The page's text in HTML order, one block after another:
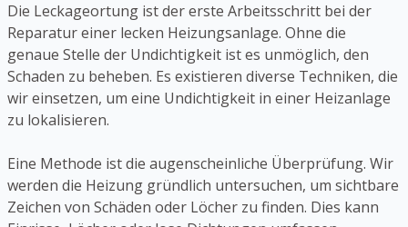
Die Leckageortung ist der erste Arbeitsschritt bei der
Reparatur einer lecken Heizungsanlage. Ohne die
genaue Stelle der Undichtigkeit ist es unmöglich, den
Schaden zu beheben. Es existieren diverse Techniken, die
wir einsetzen, um eine Undichtigkeit in einer Heizanlage
zu lokalisieren.
Eine Methode ist die augenscheinliche Überprüfung. Wir
werden die Heizung gründlich untersuchen, um sichtbare
Zeichen von Schäden oder Löcher zu finden. Dies kann